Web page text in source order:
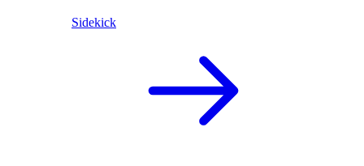
Sidekick